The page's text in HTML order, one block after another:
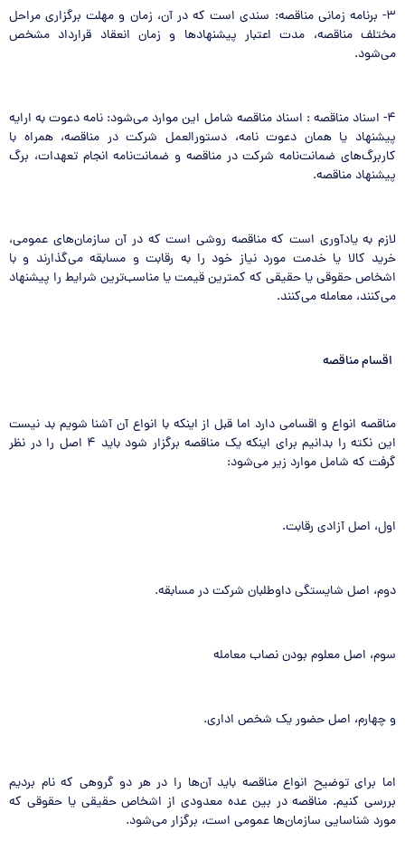
۳- برنامه زمانی مناقصه: سندی است که در آن، زمان و مهلت برگزاری مراحل
مختلف مناقصه، مدت اعتبار پیشنهادها و زمان انعقاد قرارداد مشخص
می‌شود.
۴- اسناد مناقصه : اسناد مناقصه شامل این موارد می‌شود: نامه دعوت به ارایه
پیشنهاد یا همان دعوت نامه، دستورالعمل شرکت در مناقصه، همراه با
کاربرگ‌های ضمانت‌نامه شرکت در مناقصه و ضمانت‌نامه انجام تعهدات، برگ
پیشنهاد مناقصه.
لازم به یادآوری است که مناقصه روشی است که در آن سازمان‌های عمومی،
خرید کالا یا خدمت مورد نیاز خود را به رقابت و مسابقه می‌گذارند و با
اشخاص حقوقی یا حقیقی که کمترین قیمت یا مناسب‌ترین شرایط را پیشنهاد
می‌کنند، معامله می‌کنند.
اقسام مناقصه
مناقصه انواع و اقسامی دارد اما قبل از اینکه با انواع آن آشنا شویم بد نیست
این نکته را بدانیم برای اینکه یک مناقصه برگزار شود باید ۴ اصل را در نظر
گرفت که شامل موارد زیر می‌شود:
اول، اصل آزادی رقابت.
دوم، اصل شایستگی داوطلبان شرکت در مسابقه.
سوم، اصل معلوم بودن نصاب معامله
و چهارم، اصل حضور یک شخص اداری.
اما برای توضیح انواع مناقصه باید آن‌ها را در هر دو گروهی که نام بردیم
بررسی کنیم. مناقصه در بین عده معدودی از اشخاص حقیقی یا حقوقی که
مورد شناسایی سازمان‌ها عمومی است، برگزار می‌شود.